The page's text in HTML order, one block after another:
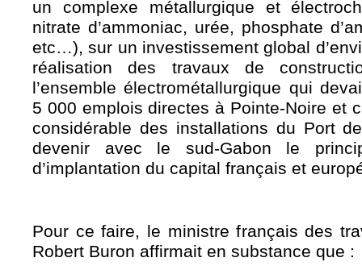
un complexe métallurgique et
nitrate d’ammoniac, urée, phosphate
etc…), sur un investissement global
réalisation des travaux de
l’ensemble électrométallurgique qui
5 000 emplois directes à Pointe-Noire et
considérable des installations du Port
devenir avec le sud-Gabon le
d’implantation du capital français et
Pour ce faire, le ministre français des
Robert Buron affirmait en substance que :